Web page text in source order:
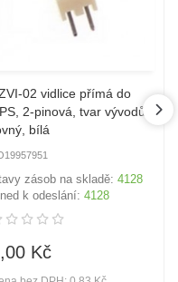
02 vidlice přímá do
2-pinová, tvar vývodů
bílá
zásob na skladě: 4128
k odeslání: 4128
Kč